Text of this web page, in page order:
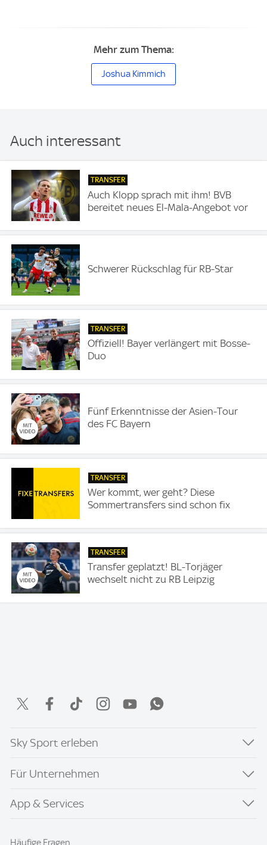
Mehr zum Thema:
Joshua Kimmich
Auch interessant
TRANSFER
Auch Klopp sprach mit ihm! BVB
bereitet neues El-Mala-Angebot vor
Schwerer Rückschlag für RB-Star
TRANSFER
Offiziell! Bayer verlängert mit Bosse-
Duo
Fünf Erkenntnisse der Asien-Tour
des FC Bayern
TRANSFER
Wer kommt, wer geht? Diese
Sommertransfers sind schon fix
TRANSFER
Transfer geplatzt! BL-Torjäger
wechselt nicht zu RB Leipzig
Sky Sport erleben
Für Unternehmen
App & Services
Häufige Fragen